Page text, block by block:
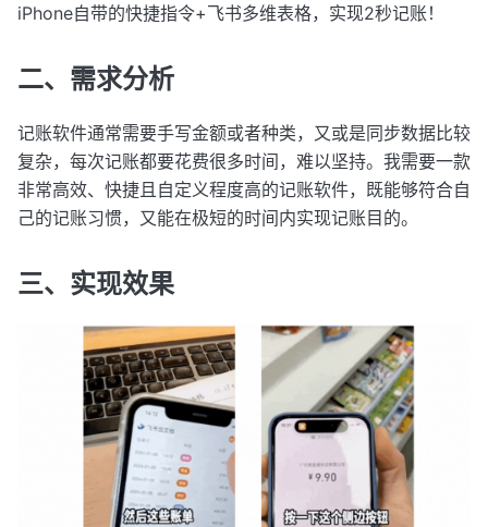
iPhone自带的快捷指令+飞书多维表格，实现2秒记账！
二、需求分析
记账软件通常需要手写金额或者种类，又或是同步数据比较
复杂，每次记账都要花费很多时间，难以坚持。我需要一款
非常高效、快捷且自定义程度高的记账软件，既能够符合自
己的记账习惯，又能在极短的时间内实现记账目的。
三、实现效果